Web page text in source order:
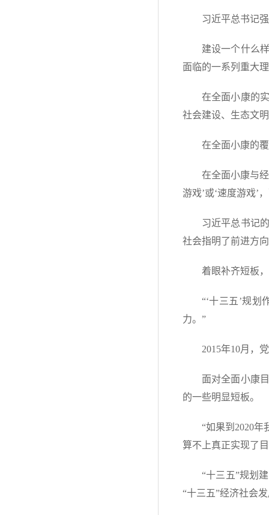
习近平总书记
建设一个什么
面临的一系列重大
在全面小康的
社会建设、生态文
在全面小康的
在全面小康与
游戏’或‘速度游戏’
习近平总书记
社会指明了前进方
着眼补齐短板
“‘十三五’规
力。”
2015年10月，
面对全面小康
的一些明显短板。
“如果到2020
算不上真正实现了
“十三五”规划
“十三五”经济社会